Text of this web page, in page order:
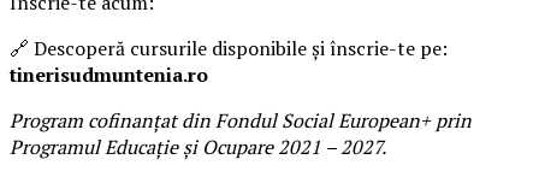
🔗 Descoperă cursurile disponibile și înscrie-te pe:
tinerisudmuntenia.ro
Program cofinanțat din Fondul Social European+ prin
Programul Educație și Ocupare 2021 – 2027.